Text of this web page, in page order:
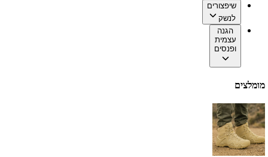
שיפצורים
לנשק
הגנה
עצמית
ופנסים
מומלצים